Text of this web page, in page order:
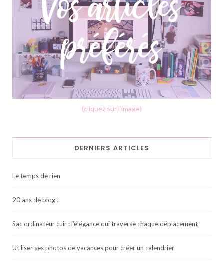
(cliquez sur l'image)
DERNIERS ARTICLES
Le temps de rien
20 ans de blog !
Sac ordinateur cuir : l’élégance qui traverse chaque déplacement
Utiliser ses photos de vacances pour créer un calendrier